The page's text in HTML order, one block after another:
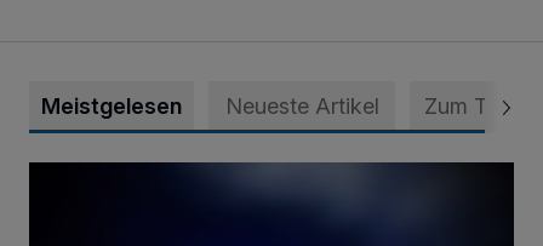
Meistgelesen Neueste Artikel Zum Thema